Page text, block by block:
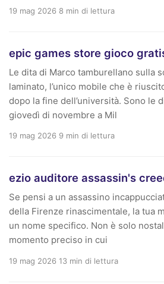
19 mag 2026 8 min di lettura
epic games store gioco
Le dita di Marco tamburellano sulla
laminato, l’unico mobile che è
dopo la fine dell’università. Sono le
giovedì di novembre a Mil
19 mag 2026 9 min di lettura
ezio auditore assassin's
Se pensi a un assassino
della Firenze rinascimentale, la tua
un nome specifico. Non è solo
momento preciso in cui
19 mag 2026 13 min di lettura